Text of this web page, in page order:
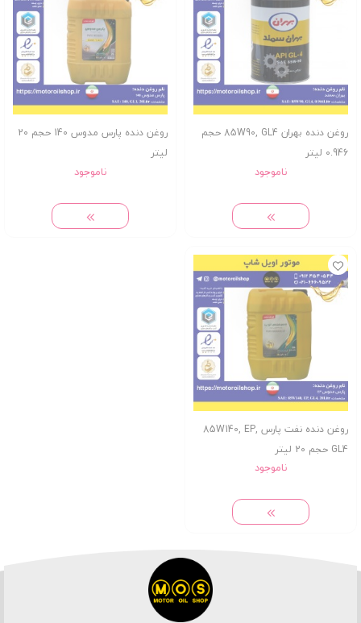
روغن دنده بهران 85W90, GL4 حجم
0.946 لیتر
ناموجود
روغن دنده پارس مدوس 140 حجم 20
لیتر
ناموجود
روغن دنده نفت پارس 85W140, EP,
GL4 حجم 20 لیتر
ناموجود